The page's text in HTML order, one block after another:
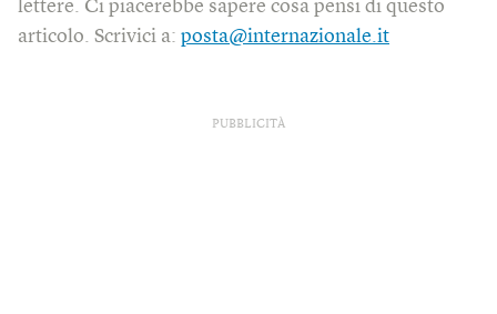
lettere. Ci piacerebbe sapere cosa pensi di questo
articolo. Scrivici a: posta@internazionale.it
PUBBLICITÀ